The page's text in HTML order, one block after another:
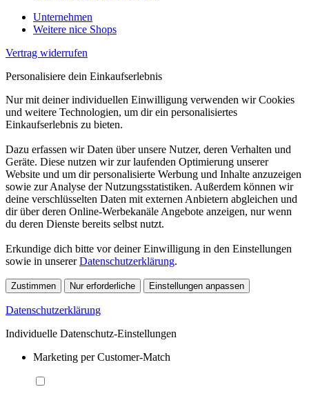
Unternehmen
Weitere nice Shops
Vertrag widerrufen
Personalisiere dein Einkaufserlebnis
Nur mit deiner individuellen Einwilligung verwenden wir Cookies
und weitere Technologien, um dir ein personalisiertes
Einkaufserlebnis zu bieten.
Dazu erfassen wir Daten über unsere Nutzer, deren Verhalten und
Geräte. Diese nutzen wir zur laufenden Optimierung unserer
Website und um dir personalisierte Werbung und Inhalte anzuzeigen
sowie zur Analyse der Nutzungsstatistiken. Außerdem können wir
deine verschlüsselten Daten mit externen Anbietern abgleichen und
dir über deren Online-Werbekanäle Angebote anzeigen, nur wenn
du deren Dienste bereits selbst nutzt.
Erkundige dich bitte vor deiner Einwilligung in den Einstellungen
sowie in unsererDatenschutzerklärung.
Zustimmen Nur erforderliche Einstellungen anpassen
Datenschutzerklärung
Individuelle Datenschutz-Einstellungen
Marketing per Customer-Match